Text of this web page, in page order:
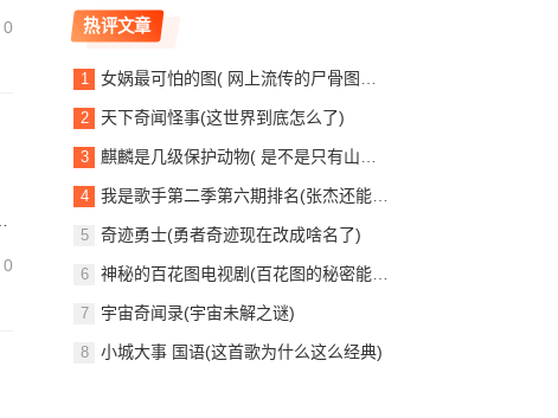
0
0
热评文章
女娲最可怕的图( 网上流传的尸骨图片是真的吗)
天下奇闻怪事(这世界到底怎么了)
麒麟是几级保护动物( 是不是只有山区才能见到)
我是歌手第二季第六期排名(张杰还能翻盘吗)
奇迹勇士(勇者奇迹现在改成啥名了)
神秘的百花图电视剧(百花图的秘密能揭晓吗)
宇宙奇闻录(宇宙未解之谜)
小城大事 国语(这首歌为什么这么经典)